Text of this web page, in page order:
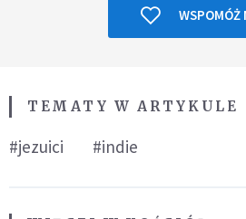
WSPOMÓŻ
TEMATY W ARTYKULE
#jezuici #indie